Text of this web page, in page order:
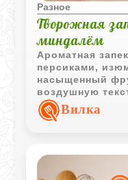
Разное
Творожная
миндалём
Ароматная
персиками,
насыщенный
воздушную
хорошо
чаепития, так и
Вилка